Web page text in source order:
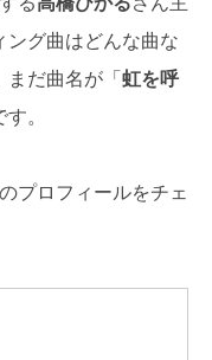
ング曲はどんな曲な
だ曲名が「 虹を呼
。
のプロフィールをチェ